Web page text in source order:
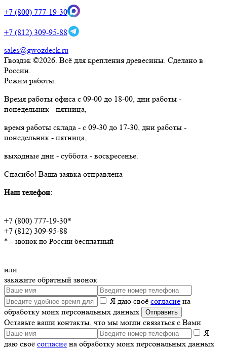
+7 (800) 777-19-30
+7 (812) 309-95-88
sales@gwozdeck.ru
Гвоздэк ©2026. Всё для крепления древесины. Сделано в
России.
Режим работы:
Время работы офиса с 09-00 до 18-00, дни работы -
понедельник - пятница,
время работы склада - с 09-30 до 17-30, дни работы -
понедельник - пятница,
выходные дни - суббота - воскресенье.
Спасибо! Ваша заявка отправлена
Наш телефон:
+7 (800) 777-19-30*
+7 (812) 309-95-88
* - звонок по России бесплатный
или
закажите обратный звонок
Я даю своё согласие на
обработку моих персональных данных
Оставьте ваши контакты, что мы могли связаться с Вами
Я
даю своё согласие на обработку моих персональных данных